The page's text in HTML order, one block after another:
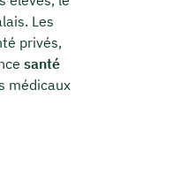
Les
privés,
santé
médicaux